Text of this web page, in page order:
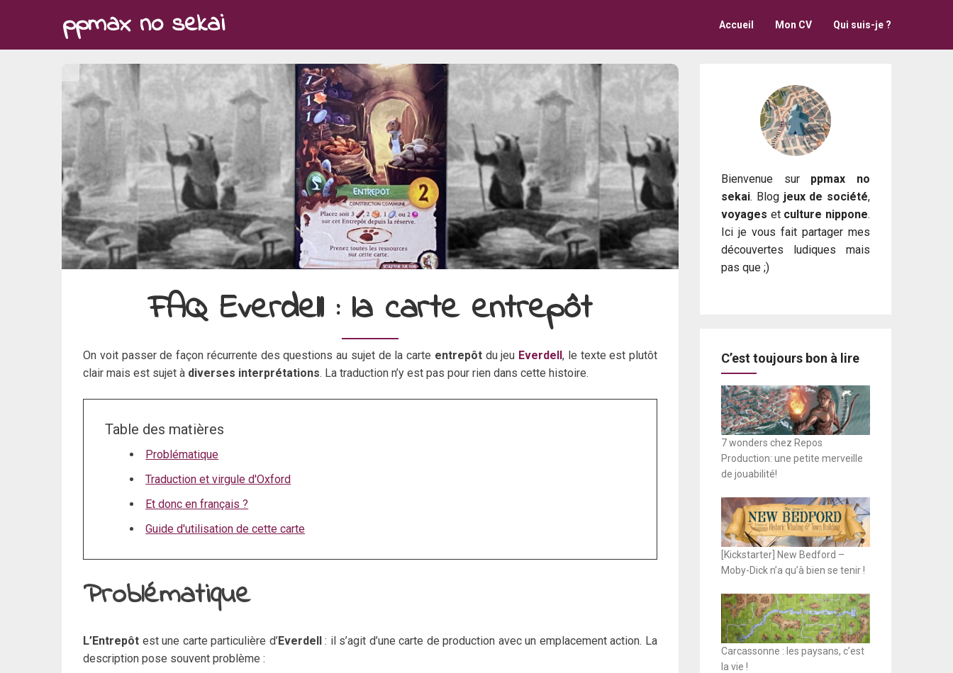
ppmax no sekai Accueil Mon CV Qui suis-je ?
FAQ Everdell : la carte entrepôt
On voit passer de façon récurrente des questions au sujet de la carte entrepôtdu jeu Everdell, le texte est plutôt
clair mais est sujet à diverses interprétations. La traduction n’y est pas pour rien dans cette histoire.
Table des matières
Problématique
Traduction et virgule d'Oxford
Et donc en français ?
Guide d'utilisation de cette carte
Problématique
L’Entrepôt est une carte particulière d’Everdell: il s’agit d’une carte de production avec un emplacement action. La
description pose souvent problème :
Bienvenue sur ppmax no
sekai. Blog jeux de société,
voyages et culture nippone.
Ici je vous fait partager mes
découvertes ludiques mais
pas que ;)
C’est toujours bon à lire
7 wonders chez Repos
Production: une petite merveille
de jouabilité!
[Kickstarter] New Bedford –
Moby-Dick n’a qu’à bien se tenir !
Carcassonne : les paysans, c’est
la vie !